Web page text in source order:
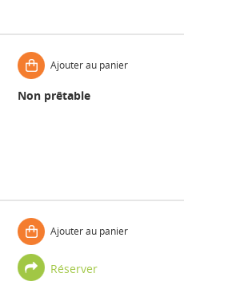
Ajouter au panier
Non prêtable
Ajouter au panier
Réserver